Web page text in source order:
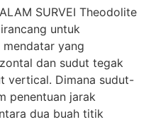
SURVEI Theodolite
untuk
yang
dan sudut tegak
vertical. Dimana sudut-
penentuan jarak
dua buah titik